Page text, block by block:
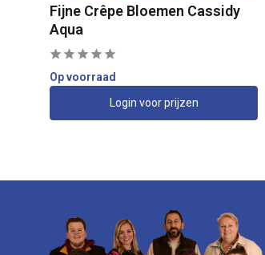
Fijne Crêpe Bloemen Cassidy
Aqua
Op voorraad
Login voor prijzen